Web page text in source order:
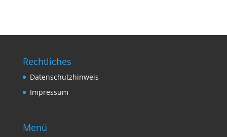
Rechtliches
Datenschutzhinweis
Impressum
Menü